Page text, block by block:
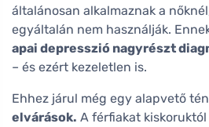
általánosan alkalmaznak a
egyáltalán nem használják.
apai depresszió nagyrészt
– és ezért kezeletlen is.
Ehhez járul még egy alapvető
elvárások. A férfiakat